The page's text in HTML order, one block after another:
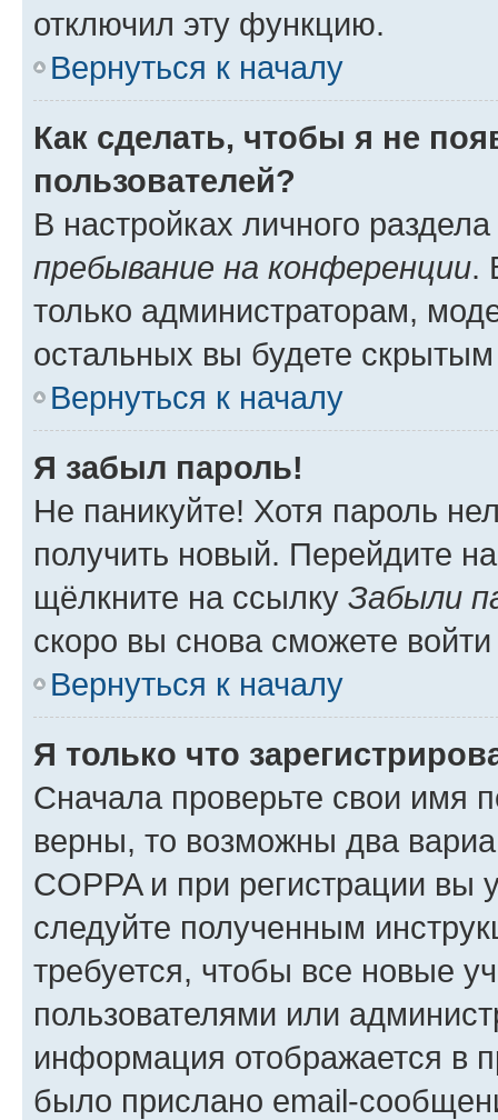
отключил эту функцию.
Вернуться к началу
Как сделать, чтобы я не
пользователей?
В настройках личного
пребывание на конференции.
только администраторам,
остальных вы будете
Вернуться к началу
Я забыл пароль!
Не паникуйте! Хотя пароль
получить новый. Перейдите
щёлкните на ссылку Забыли
скоро вы снова сможете
Вернуться к началу
Я только что
Сначала проверьте свои имя
верны, то возможны два
COPPA и при регистрации вы
следуйте полученным
требуется, чтобы все новые
пользователями или
информация отображается в
было прислано email-